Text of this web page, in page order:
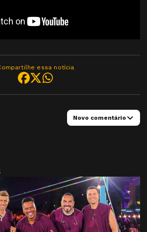
essa notícia
Novo comentário